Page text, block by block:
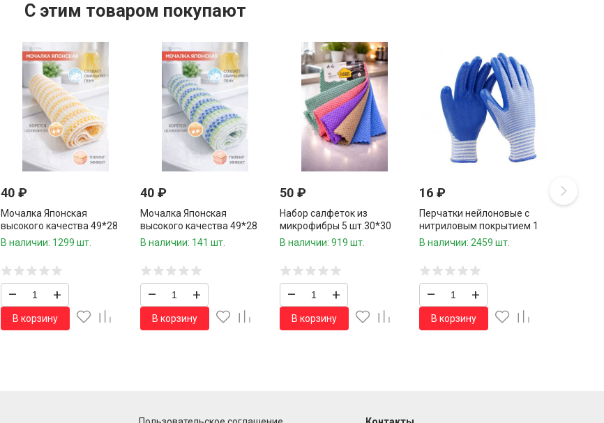
C этим товаром покупают
40 ₽
Мочалка Японская
высокого качества 49*28
см.1 шт./200 шт.коробка/
В наличии: 1299 шт.
– +
В корзину
40 ₽
Мочалка Японская
высокого качества 49*28
см.1 шт./200 шт.коробка/
В наличии: 141 шт.
– +
В корзину
50 ₽
Набор салфеток из
микрофибры 5 шт.30*30
см./84 шт.коробка/
В наличии: 919 шт.
– +
В корзину
16 ₽
Перчатки нейлоновые с
нитриловым покрытием 1
пара /960 шт.коробка/
В наличии: 2459 шт.
– +
В корзину